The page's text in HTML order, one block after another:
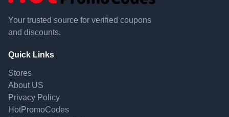
Your trusted source for verified coupons
and discounts.
Quick Links
Stores
About US
Privacy Policy
HotPromoCodes